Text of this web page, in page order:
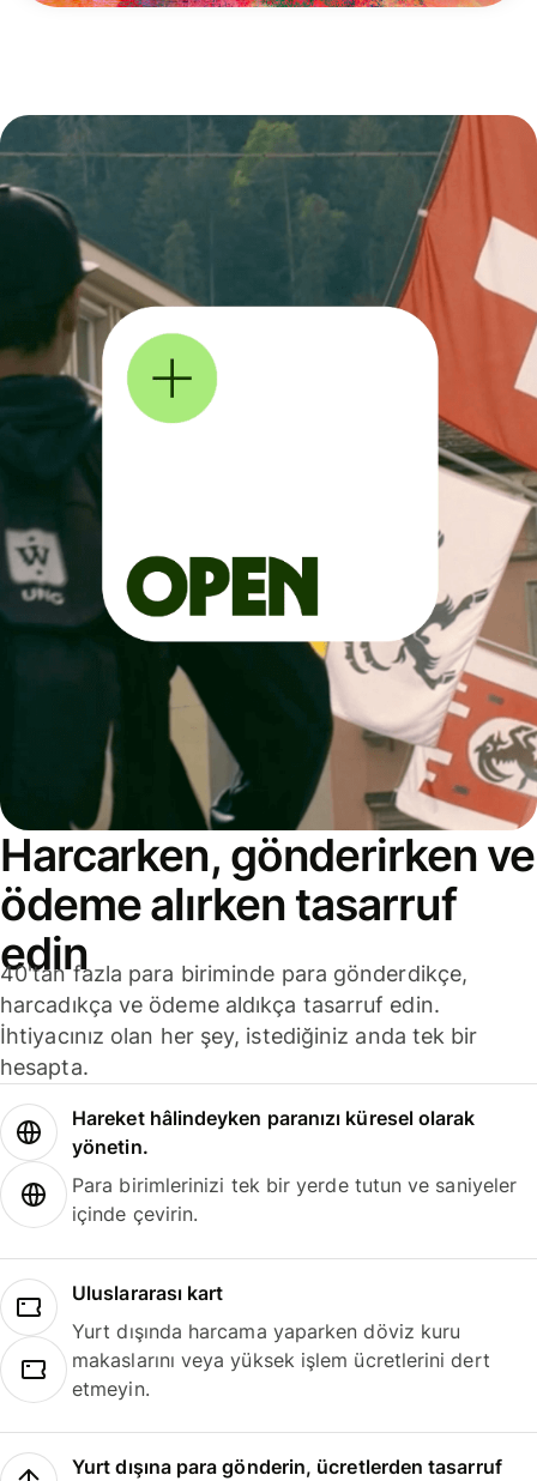
Harcarken, gönderirken ve
ödeme alırken tasarruf
edin
40'tan fazla para biriminde para gönderdikçe,
harcadıkça ve ödeme aldıkça tasarruf edin.
İhtiyacınız olan her şey, istediğiniz anda tek bir
hesapta.
Hareket hâlindeyken paranızı küresel olarak
yönetin.
Para birimlerinizi tek bir yerde tutun ve saniyeler
içinde çevirin.
Uluslararası kart
Yurt dışında harcama yaparken döviz kuru
makaslarını veya yüksek işlem ücretlerini dert
etmeyin.
Yurt dışına para gönderin, ücretlerden tasarruf